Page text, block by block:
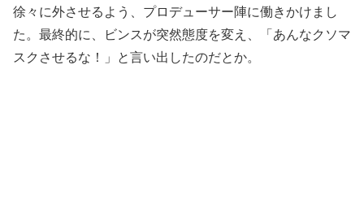
徐々に外させるよう、プロデューサー陣に働きかけまし
た。最終的に、ビンスが突然態度を変え、「あんなクソマ
スクさせるな！」と言い出したのだとか。